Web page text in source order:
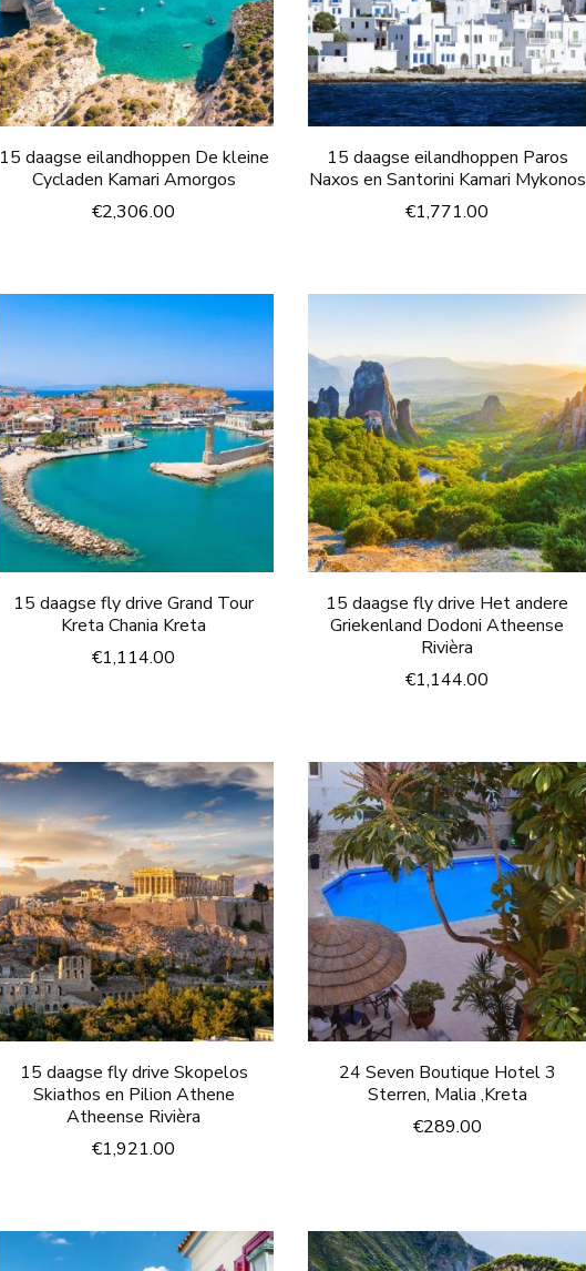
15 daagse eilandhoppen De kleine
Cycladen Kamari Amorgos
€2,306.00
15 daagse eilandhoppen Paros
Naxos en Santorini Kamari Mykonos
€1,771.00
15 daagse fly drive Grand Tour
Kreta Chania Kreta
€1,114.00
15 daagse fly drive Het andere
Griekenland Dodoni Atheense
Rivièra
€1,144.00
15 daagse fly drive Skopelos
Skiathos en Pilion Athene
Atheense Rivièra
€1,921.00
24 Seven Boutique Hotel 3
Sterren, Malia ,Kreta
€289.00